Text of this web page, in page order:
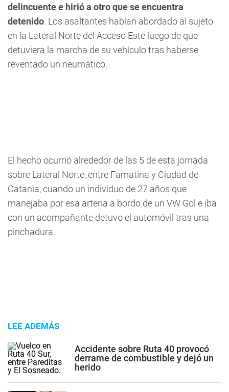
delincuente e hirió a otro que se encuentra
detenido. Los asaltantes habían abordado al sujeto
en la Lateral Norte del Acceso Este luego de que
detuviera la marcha de su vehículo tras haberse
reventado un neumático.
El hecho ocurrió alrededor de las 5 de esta jornada
sobre Lateral Norte, entre Famatina y Ciudad de
Catania, cuando un individuo de 27 años que
manejaba por esa arteria a bordo de un VW Gol e iba
con un acompañante detuvo el automóvil tras una
pinchadura.
LEE ADEMÁS
Accidente sobre Ruta 40 provocó
derrame de combustible y dejó un
herido